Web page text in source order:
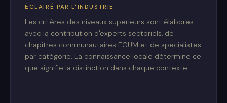
ÉCLAIRÉ PAR L'INDUSTRIE
Les critères des niveaux supérieurs sont élaborés
avec la contribution d'experts sectoriels, de
chapitres communautaires EGUM et de spécialistes
par catégorie. La connaissance locale détermine ce
que signifie la distinction dans chaque contexte.